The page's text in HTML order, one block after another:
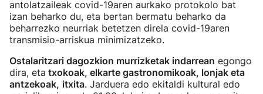
antolatzaileak covid-19aren aurkako protokolo bat
izan beharko du, eta bertan bermatu beharko da
beharrezko neurriak betetzen direla covid-19aren
transmisio-arriskua minimizatzeko.
Ostalaritzari dagozkion murrizketak indarrean egongo
dira, eta txokoak, elkarte gastronomikoak, lonjak eta
antzekoak, itxita. Jarduera edo ekitaldi kultural edo